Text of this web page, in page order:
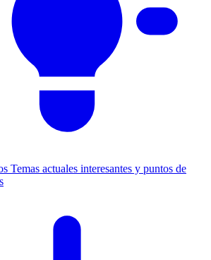
Temas actuales interesantes y puntos de